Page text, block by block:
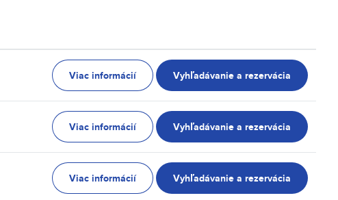
Viac informácií Vyhľadávanie a rezervácia
Viac informácií Vyhľadávanie a rezervácia
Viac informácií Vyhľadávanie a rezervácia